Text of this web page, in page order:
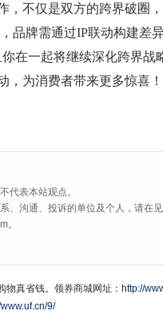
，不仅是双方的跨界破圈
品牌需通过IP联动构建差
在一起将继续深化跨界战
，为消费者带来更多惊喜！
代表本站观点。
、沟通、投诉的单位及个人，请在
。
真省钱。领券商城网址： http://
9/